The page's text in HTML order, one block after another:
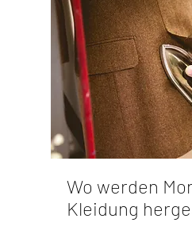
Wo werden
Kleidung